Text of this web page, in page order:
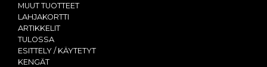
MUUT TUOTTEET
LAHJAKORTTI
ARTIKKELIT
TULOSSA
ESITTELY / KÄYTETYT
KENGÄT